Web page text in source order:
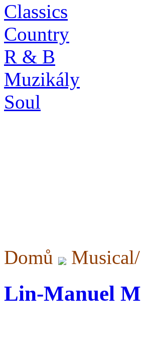
Classics
Country
R & B
Muzikály
Soul
Domů
Lin-Manuel